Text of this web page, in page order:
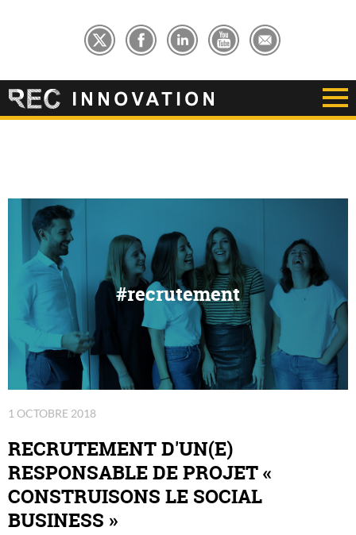
#recrutement
1 OCTOBRE 2018
RECRUTEMENT D'UN(E)
RESPONSABLE DE PROJET «
CONSTRUISONS LE SOCIAL
BUSINESS »